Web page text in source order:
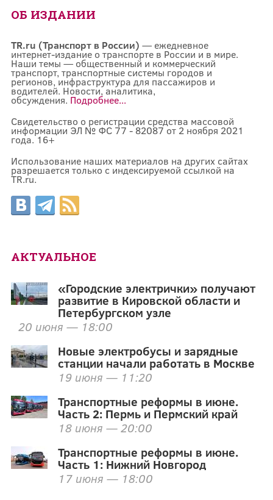
ОБ ИЗДАНИИ
TR.ru (Транспорт в России) — ежедневное
интернет-издание о транспорте в России и в мире.
Наши темы — общественный и коммерческий
транспорт, транспортные системы городов и
регионов, инфраструктура для пассажиров и
водителей. Новости, аналитика,
обсуждения. Подробнее...
Свидетельство о регистрации средства массовой
информации ЭЛ № ФС 77 - 82087 от 2 ноября 2021
года. 16+
Использование наших материалов на других сайтах
разрешается только с индексируемой ссылкой на
TR.ru.
АКТУАЛЬНОЕ
«Городские электрички» получают
развитие в Кировской области и
Петербургском узле
20 июня — 18:00
Новые электробусы и зарядные
станции начали работать в Москве
19 июня — 11:20
Транспортные реформы в июне.
Часть 2: Пермь и Пермский край
18 июня — 20:00
Транспортные реформы в июне.
Часть 1: Нижний Новгород
17 июня — 18:00